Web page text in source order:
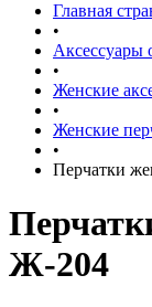
Главная
•
Аксессуары
•
Женские
•
Женские
•
Перчатки
Ж-204